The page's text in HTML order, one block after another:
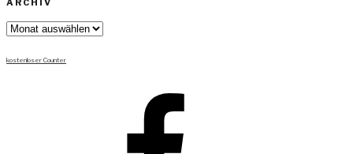
ARCHIV
Archiv
kostenloser Counter